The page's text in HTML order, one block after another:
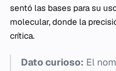
sentó las bases para su
molecular, donde la
crítica.
Dato curioso: El